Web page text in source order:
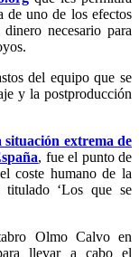
de uno de los efectos
necesario para
del equipo que se
y la postproducción
situación extrema de
, fue el punto de
coste humano de la
‘Los que se
Olmo Calvo en
llevar a cabo el